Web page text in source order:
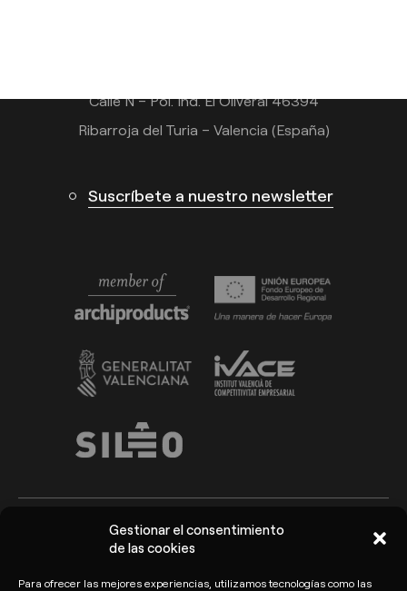
Gestionar el consentimiento
de las cookies
Para ofrecer las mejores experiencias, utilizamos tecnologías como las
Calle N – Pol. Ind. El Oliveral 46394
Ribarroja del Turia – Valencia (España)
Suscríbete a nuestro newsletter
Arkoslight ©2026
Política de privacidad y